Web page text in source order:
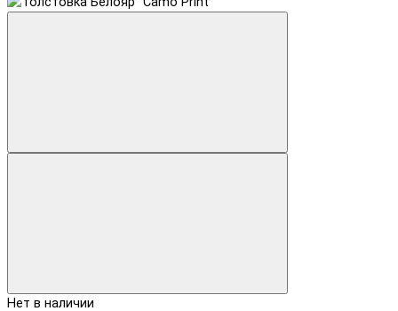
Нет в наличии